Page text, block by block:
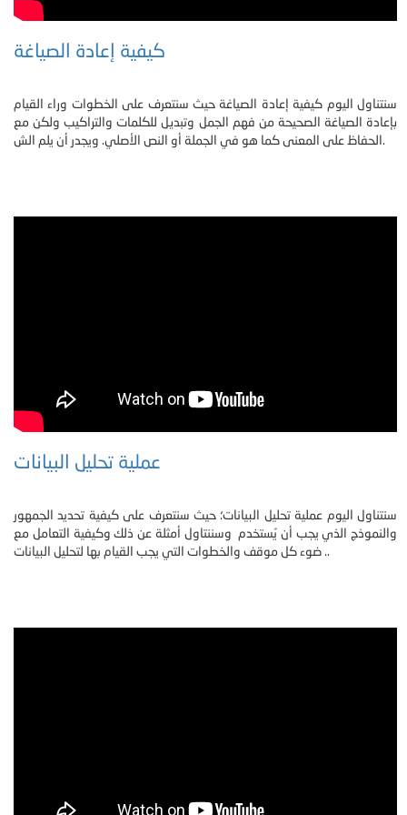
كيفية إعادة الصياغة
سنتناول اليوم كيفية إعادة الصياغة حيث سنتعرف على الخطوات وراء القيام
بإعادة الصياغة الصحيحة من فهم الجمل وتبديل للكلمات والتراكيب ولكن مع
الحفاظ على المعنى كما هو في الجملة أو النص الأصلي. ويجدر أن يلم الش.
عملية تحليل البيانات
سنتناول اليوم عملية تحليل البيانات؛ حيث سنتعرف على كيفية تحديد الجمهور
والنموذج الذي يجب أن يُستخدم وسننتاول أمثلة عن ذلك وكيفية التعامل مع
ضوء كل موقف والخطوات التي يجب القيام بها لتحليل البيانات ..